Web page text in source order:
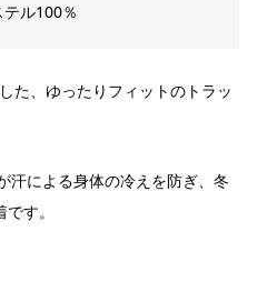
ル100％
た、ゆったりフィットのトラッ
汗による身体の冷えを防ぎ、冬
す。